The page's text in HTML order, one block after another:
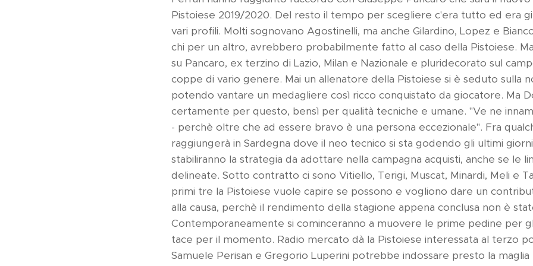
Pistoiese 2019/2020. Del resto il tempo per scegliere c'era tutto ed era
vari profili. Molti sognovano Agostinelli, ma anche Gilardino, Lopez e
chi per un altro, avrebbero probabilmente fatto al caso della Pistoiese.
su Pancaro, ex terzino di Lazio, Milan e Nazionale e pluridecorato sul
coppe di vario genere. Mai un allenatore della Pistoiese si è seduto sulla
potendo vantare un medagliere così ricco conquistato da giocatore. Ma
certamente per questo, bensì per qualità tecniche e umane. "Ve ne
- perchè oltre che ad essere bravo è una persona eccezionale". Fra
raggiungerà in Sardegna dove il neo tecnico si sta godendo gli ultimi
stabiliranno la strategia da adottare nella campagna acquisti, anche se le
delineate. Sotto contratto ci sono Vitiello, Terigi, Muscat, Minardi, Meli e
primi tre la Pistoiese vuole capire se possono e vogliono dare un
alla causa, perchè il rendimento della stagione appena conclusa non è
Contemporaneamente si cominceranno a muovere le prime pedine per
tace per il momento. Radio mercato dà la Pistoiese interessata al terzo
Samuele Perisan e Gregorio Luperini potrebbe indossare presto la